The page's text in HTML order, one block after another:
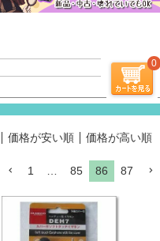
0
価格が安い順
価格が高い順
1 85 86 87